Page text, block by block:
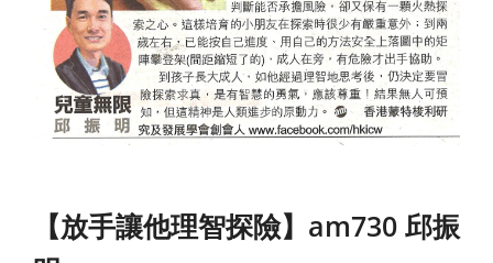
【放手讓他理智探險】am730 邱振